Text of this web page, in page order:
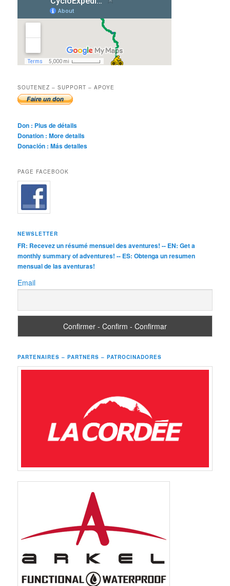
SOUTENEZ – SUPPORT – APOYE
Don : Plus de détails
Donation : More details
Donación : Más detalles
PAGE FACEBOOK
NEWSLETTER
FR: Recevez un résumé mensuel des aventures! -- EN: Get a
monthly summary of adventures! -- ES: Obtenga un resumen
mensual de las aventuras!
Email
PARTENAIRES – PARTNERS – PATROCINADORES